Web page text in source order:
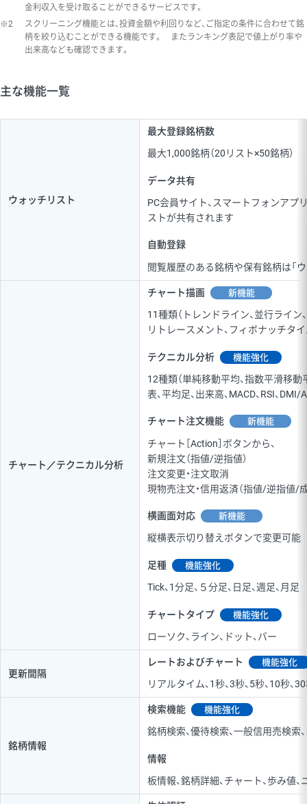
金利収入を受け取ることができるサービスです。
※2
スクリーニング機能とは、投資金額や利回りなど、ご指定の条件に合わせて銘
柄を絞り込むことができる機能です。 またランキング表記で値上がり率や
出来高なども確認できます。
主な機能一覧
ウォッチリスト
最大登録銘柄数
最大1,000銘柄（20リスト×50銘柄）
データ共有
PC会員サイト、スマートフォンアプ
ストが共有されます
自動登録
閲覧履歴のある銘柄や保有銘柄は「
チャート／テクニカル分析
チャート描画 新機能
11種類（トレンドライン、並行ライン
リトレースメント、フィボナッチタ
テクニカル分析 機能強化
12種類（単純移動平均、指数平滑移
表、平均足、出来高、MACD、RSI、
チャート注文機能 新機能
チャート［Action］ボタンから、
新規注文（指値/逆指値）
注文変更・注文取消
現物売注文・信用返済（指値/逆指値/
横画面対応 新機能
縦横表示切り替えボタンで変更可能
足種 機能強化
Tick、1分足、５分足、日足、週足、月足
チャートタイプ 機能強化
ローソク、ライン、ドット、バー
更新間隔
レートおよびチャート 機能強化
リアルタイム、1秒、3秒、5秒、10秒、
銘柄情報
検索機能 機能強化
銘柄検索、優待検索、一般信用売検索
情報
板情報、銘柄詳細、チャート、歩み値